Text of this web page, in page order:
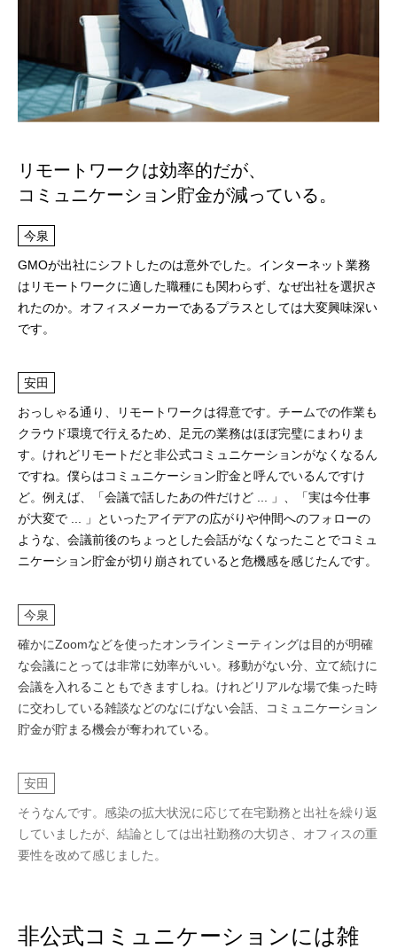
リモートワークは効率的だが、
コミュニケーション貯金が減っている。
今泉
GMOが出社にシフトしたのは意外でした。インターネット業務
はリモートワークに適した職種にも関わらず、なぜ出社を選択さ
れたのか。オフィスメーカーであるプラスとしては大変興味深い
です。
安田
おっしゃる通り、リモートワークは得意です。チームでの作業も
クラウド環境で行えるため、足元の業務はほぼ完璧にまわりま
す。けれどリモートだと非公式コミュニケーションがなくなるん
ですね。僕らはコミュニケーション貯金と呼んでいるんですけ
ど。例えば、「会議で話したあの件だけど ... 」、「実は今仕事
が大変で ... 」といったアイデアの広がりや仲間へのフォローの
ような、会議前後のちょっとした会話がなくなったことでコミュ
ニケーション貯金が切り崩されていると危機感を感じたんです。
今泉
確かにZoomなどを使ったオンラインミーティングは目的が明確
な会議にとっては非常に効率がいい。移動がない分、立て続けに
会議を入れることもできますしね。けれどリアルな場で集った時
に交わしている雑談などのなにげない会話、コミュニケーション
貯金が貯まる機会が奪われている。
安田
そうなんです。感染の拡大状況に応じて在宅勤務と出社を繰り返
していましたが、結論としては出社勤務の大切さ、オフィスの重
要性を改めて感じました。
非公式コ ミ ュ ニ ケーシ ョ ンには雑